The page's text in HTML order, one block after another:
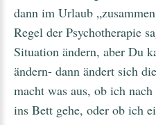
dann im Urlaub
Regel der Psychotherapie
Situation ändern, aber Du
ändern- dann ändert sich
macht was aus, ob ich
ins Bett gehe, oder ob ich